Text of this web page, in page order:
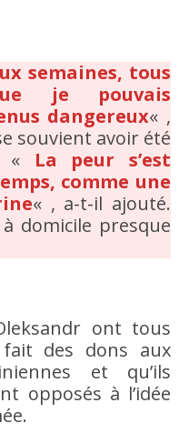
semaines, tous
je pouvais
dangereux« ,
souvient avoir été
« La peur s’est
comme une
« , a-t-il ajouté.
domicile presque
ont tous
fait des dons aux
et qu’ils
opposés à l’idée